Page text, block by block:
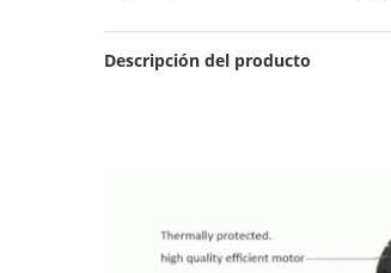
Descripción del producto